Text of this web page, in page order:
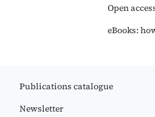
Open
eBooks:
Publications catalogue
Newsletter